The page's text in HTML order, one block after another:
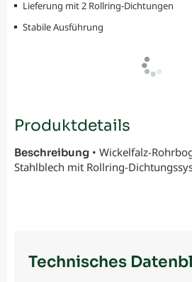
Lieferung mit 2 Rollring-Dichtungen
Stabile Ausführung
Produktdetails
Beschreibung • Wickelfalz-
Stahlblech mit Rollring-
Technisches